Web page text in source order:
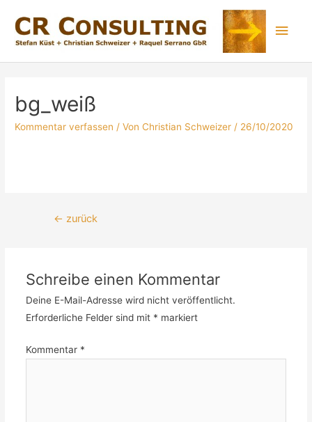
bg_weiß
Kommentar verfassen / VonChristian Schweizer / 26/10/2020
← zurück
Schreibe einen Kommentar
Deine E-Mail-Adresse wird nicht veröffentlicht.
Erforderliche Felder sind mit * markiert
Kommentar *